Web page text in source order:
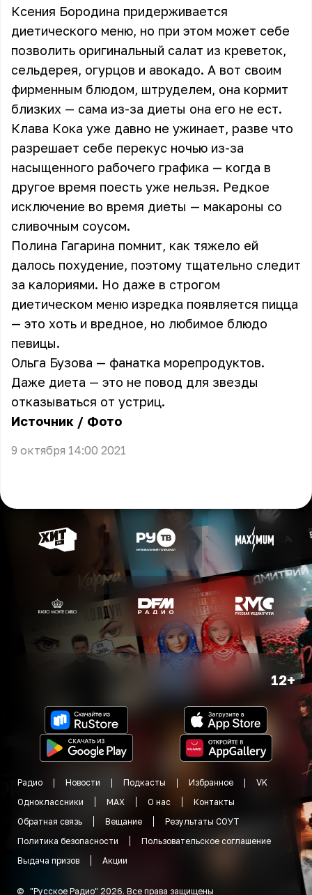
Ксения Бородина придерживается
диетического меню, но при этом может себе
позволить оригинальный салат из креветок,
сельдерея, огурцов и авокадо. А вот своим
фирменным блюдом, штруделем, она кормит
близких — сама из-за диеты она его не ест.
Клава Кока уже давно не ужинает, разве что
разрешает себе перекус ночью из-за
насыщенного рабочего графика — когда в
другое время поесть уже нельзя. Редкое
исключение во время диеты — макароны со
сливочным соусом.
Полина Гагарина помнит, как тяжело ей
далось похудение, поэтому тщательно следит
за калориями. Но даже в строгом
диетическом меню изредка появляется пицца
— это хоть и вредное, но любимое блюдо
певицы.
Ольга Бузова — фанатка морепродуктов.
Даже диета — это не повод для звезды
отказываться от устриц.
Источник / Фото
9 октября 14:00 2021
12+
Радио Новости Подкасты Избранное
VK
Одноклассники
MAX О нас
Контакты
Обратная связь
Вещание
Результаты СОУТ
Политика безопасности
Пользовательское соглашение
Выдача призов
Акции
© "Русское Радио" 2026. Все права защищены